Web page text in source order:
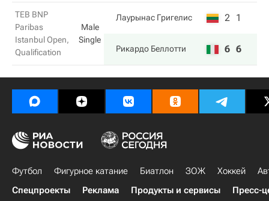
TEB BNP
Paribas
Istanbul Open,
Qualification
Male
Single
Лаурынас Григелис 2 1
Рикардо Беллотти 6 6
Футбол Фигурное катание Биатлон ЗОЖ Хоккей
Спецпроекты
Реклама Продукты и сервисы Пресс-